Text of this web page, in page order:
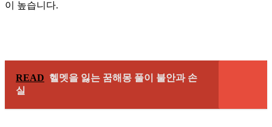
이 높습니다.
READ 헬멧을 잃는 꿈해몽 풀이 불안과 손
실